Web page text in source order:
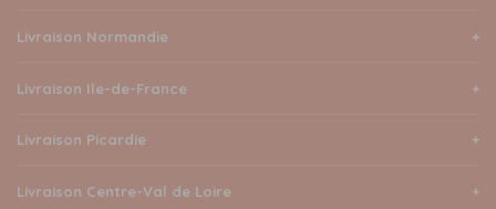
Livraison Normandie
Livraison Ile-de-France
Livraison Picardie
Livraison Centre-Val de Loire